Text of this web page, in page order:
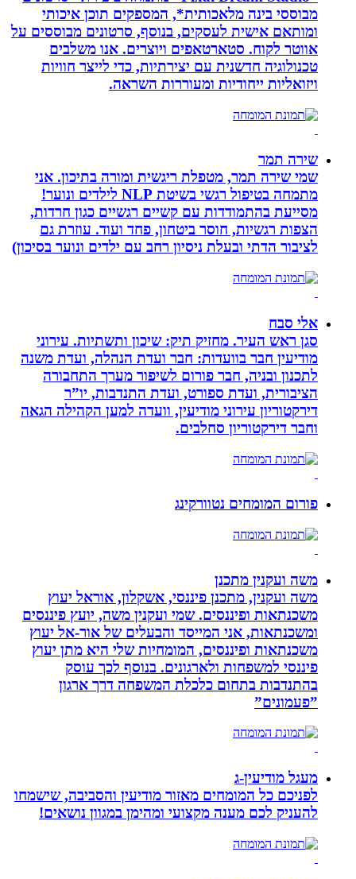
מבוססי בינה מלאכותית*, המספקים תוכן איכותי
ומותאם אישית לעסקים, בנוסף, סרטונים מבוססים על
אווטר לקוח. סטארטאפים ויוצרים. אנו משלבים
טכנולוגיה חדשנית עם יצירתיות, כדי לייצר חוויות
ויזואליות ייחודיות ומעוררות השראה.
שירה תמר
שמי שירה תמר, מטפלת ריגשית ומורה בתיכון. אני
מתמחה בטיפול רגשי בשיטת NLP לילדים ונוער!
מסייעת בהתמודדות עם קשיים רגשיים כגון חרדות,
הצפות רגשיות, חוסר ביטחון, פחד ועוד. עוזרת גם
לציבור הדתי ובעלת ניסיון רחב עם ילדים ונוער בסיכון)
אלי סבח
סגן ראש העיר. מחזיק תיק: שיכון ותשתיות. עירוני
מודיעין חבר בוועדות: חבר ועדת הנהלה, ועדת משנה
לתכנון ובניה, חבר פורום לשיפור מערך התחבורה
הציבורית, ועדת ספורט, ועדת התנדבות, יו”ר
דירקטוריון עירוני מודיעין, וועדה למען הקהילה הגאה
וחבר דירקטוריון סחלבים.
פורום המומחים נטוורקינג
משה ועקנין מתכנן
משה ועקנין, מתכנן פיננסי, אשקלון, אוראל יעוץ
משכנתאות ופיננסים. שמי ועקנין משה, יועץ פיננסים
ומשכנתאות, אני המייסד והבעלים של אור-אל יעוץ
משכנתאות ופיננסים, המומחיות שלי היא מתן יעוץ
פיננסי למשפחות ולארגונים. בנוסף לכך עוסק
בהתנדבות בתחום כלכלת המשפחה דרך ארגון
”פעמונים”
מעגל מודיעין-ג
לפניכם כל המומחים מאזור מודיעין והסביבה, שישמחו
להעניק לכם מענה מקצועי ומהימן במגוון נושאים!